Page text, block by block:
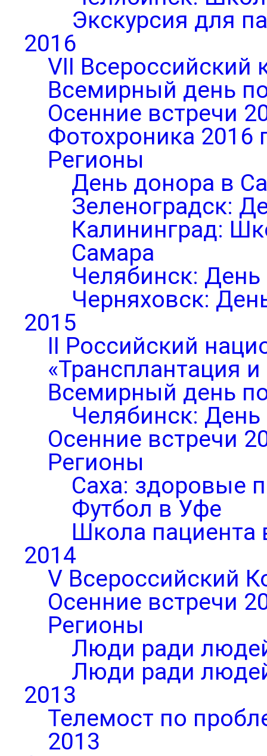
Экскурсия для
2016
VII Всероссийский
Всемирный день
Осенние встречи
Фотохроника 2016
Регионы
День донора в
Зеленоградск:
Калининград:
Самара
Челябинск: День
Черняховск:
2015
II Российский
«Трансплантация
Всемирный день
Челябинск: День
Осенние встречи
Регионы
Саха: здоровые
Футбол в Уфе
Школа пациента
2014
V Всероссийский
Осенние встречи
Регионы
Люди ради
Люди ради
2013
Телемост по
2013